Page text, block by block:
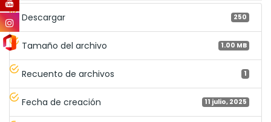
Descargar 250
Tamaño del archivo 1.00 MB
Recuento de archivos 1
Fecha de creación 11 julio, 2025